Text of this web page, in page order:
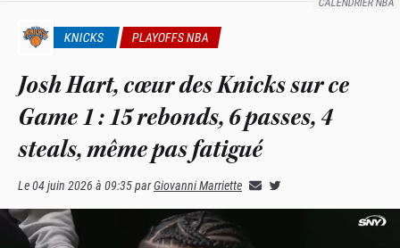
KNICKS PLAYOFFS NBA
Josh Hart, cœur des Knicks sur ce
Game 1 : 15 rebonds, 6 passes, 4
steals, même pas fatigué
Le04 juin 2026 à 09:35parGiovanni Marriette